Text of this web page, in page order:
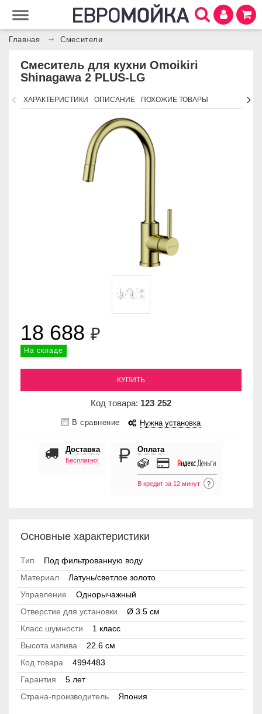
Главная Смесители
Смеситель для кухни Omoikiri
Shinagawa 2 PLUS-LG
ХАРАКТЕРИСТИКИ ОПИСАНИЕ ПОХОЖИЕ ТОВАРЫ
18 688 ₽
На складе
КУПИТЬ
Код товара: 123 252
В сравнение Нужна установка
Доставка
Бесплатно!
Оплата
В кредит за 12 минут ?
Основные характеристики
Тип
Под фильтрованную воду
Материал
Латунь/светлое золото
Управление
Однорычажный
Отверстие для установки
Ø 3.5 см
Класс шумности
1 класс
Высота излива
22.6 см
Код товара
4994483
Гарантия
5 лет
Страна-производитель
Япония